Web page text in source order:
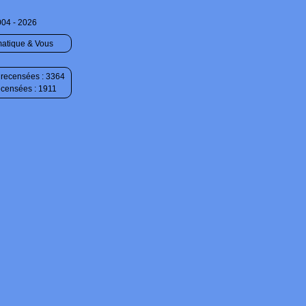
- 2026
& Vous
: 3364
: 1911